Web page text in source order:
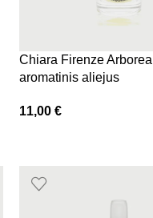
Chiara Firenze Arborea I
aromatinis aliejus
11,00 €